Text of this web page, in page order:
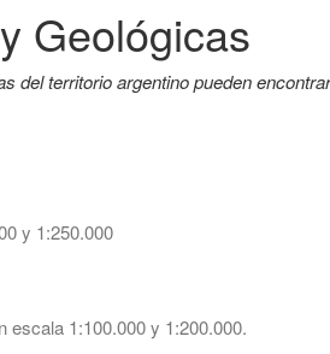
Geológicas
del territorio argentino pueden
y 1:250.000
escala 1:100.000 y 1:200.000.